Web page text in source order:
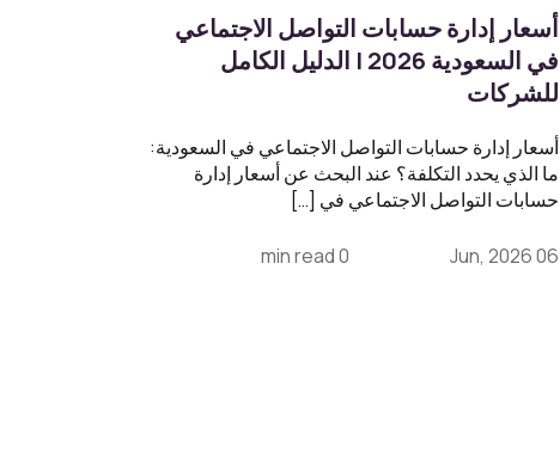
أسعار إدارة حسابات التواصل الاجتماعي
في السعودية 2026 | الدليل الكامل
للشركات
أسعار إدارة حسابات التواصل الاجتماعي في السعودية:
ما الذي يحدد التكلفة؟ عند البحث عن أسعار إدارة
حسابات التواصل الاجتماعي في […]
06 Jun, 2026
0 min read